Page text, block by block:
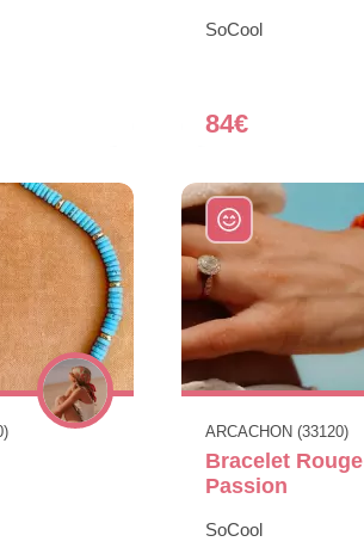
SoCool
84€
ARCACHON (33120)
Bracelet Rouge
Passion
SoCool